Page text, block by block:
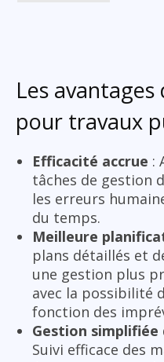
Les avantages
pour travaux
Efficacité accrue :
tâches de gestion
les erreurs
du temps.
Meilleure
plans détaillés et
une gestion plus
avec la possibilité
fonction des
Gestion simplifiée
Suivi efficace des